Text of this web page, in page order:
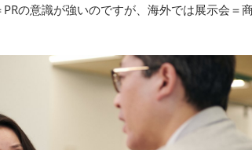
PRの意識が強いのですが、海外では展示会